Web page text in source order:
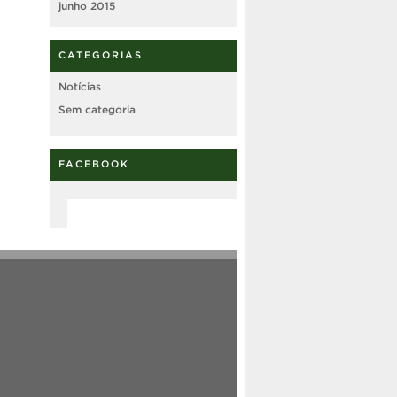
junho 2015
CATEGORIAS
Notícias
Sem categoria
FACEBOOK